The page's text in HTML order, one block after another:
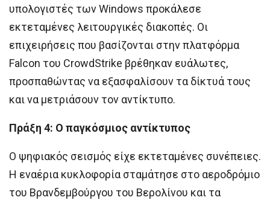
υπολογιστές των Windows προκάλεσε
εκτεταμένες λειτουργικές διακοπές. Οι
επιχειρήσεις που βασίζονται στην πλατφόρμα
Falcon του CrowdStrike βρέθηκαν ευάλωτες,
προσπαθώντας να εξασφαλίσουν τα δίκτυά τους
και να μετριάσουν τον αντίκτυπο.
Πράξη 4: Ο παγκόσμιος αντίκτυπος
Ο ψηφιακός σεισμός είχε εκτεταμένες συνέπειες.
Η εναέρια κυκλοφορία σταμάτησε στο αεροδρόμιο
του Βρανδεμβούργου του Βερολίνου και τα